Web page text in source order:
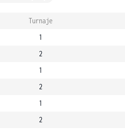
Turnaje
1
2
1
2
1
2